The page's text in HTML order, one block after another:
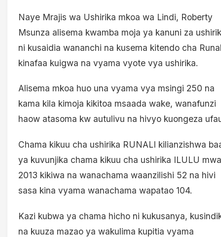
Naye Mrajis wa Ushirika mkoa wa Lindi, Roberty
Msunza alisema kwamba moja ya kanuni za
ni kusaidia wananchi na kusema kitendo cha
kinafaa kuigwa na vyama vyote vya ushirika.
Alisema mkoa huo una vyama vya msingi 250 na
kama kila kimoja kikitoa msaada wake, wanafunzi
haow atasoma kw autulivu na hivyo kuongeza
Chama kikuu cha ushirika RUNALI kilianzishwa
ya kuvunjika chama kikuu cha ushirika ILULU
2013 kikiwa na wanachama waanzilishi 52 na hivi
sasa kina vyama wanachama wapatao 104.
Kazi kubwa ya chama hicho ni kukusanya,
na kuuza mazao ya wakulima kupitia vyama